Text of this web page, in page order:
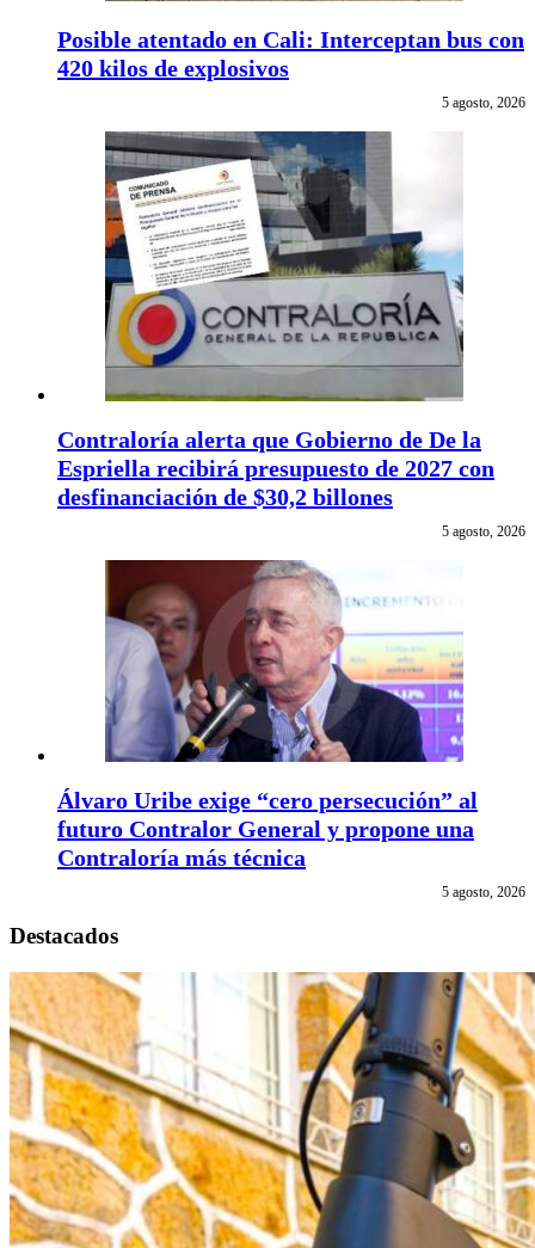
Posible atentado en Cali: Interceptan bus con
420 kilos de explosivos
5 agosto, 2026
Contraloría alerta que Gobierno de De la
Espriella recibirá presupuesto de 2027 con
desfinanciación de $30,2 billones
5 agosto, 2026
Álvaro Uribe exige “cero persecución” al
futuro Contralor General y propone una
Contraloría más técnica
5 agosto, 2026
Destacados